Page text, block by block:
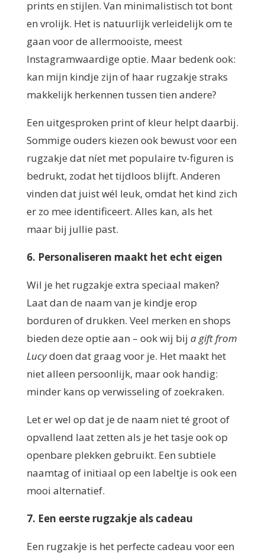
prints en stijlen. Van minimalistisch tot bont
en vrolijk. Het is natuurlijk verleidelijk om te
gaan voor de allermooiste, meest
Instagramwaardige optie. Maar bedenk ook:
kan mijn kindje zijn of haar rugzakje straks
makkelijk herkennen tussen tien andere?
Een uitgesproken print of kleur helpt daarbij.
Sommige ouders kiezen ook bewust voor een
rugzakje dat níet met populaire tv-figuren is
bedrukt, zodat het tijdloos blijft. Anderen
vinden dat juist wél leuk, omdat het kind zich
er zo mee identificeert. Alles kan, als het
maar bij jullie past.
6. Personaliseren maakt het echt eigen
Wil je het rugzakje extra speciaal maken?
Laat dan de naam van je kindje erop
borduren of drukken. Veel merken en shops
bieden deze optie aan – ook wij bij a gift from
Lucydoen dat graag voor je. Het maakt het
niet alleen persoonlijk, maar ook handig:
minder kans op verwisseling of zoekraken.
Let er wel op dat je de naam niet té groot of
opvallend laat zetten als je het tasje ook op
openbare plekken gebruikt. Een subtiele
naamtag of initiaal op een labeltje is ook een
mooi alternatief.
7. Een eerste rugzakje als cadeau
Een rugzakje is het perfecte cadeau voor een